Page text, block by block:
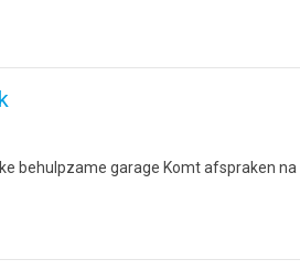
behulpzame garage Komt afspraken na